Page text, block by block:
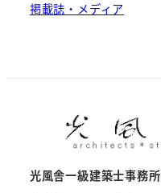
掲載誌・メディア
光風舎一級建築士事務所